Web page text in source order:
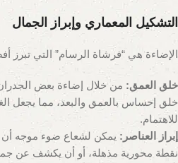
التشكيل المعماري وإبراز الجمال
الإضاءة هي “فرشاة الرسام” التي
خلق العمق: من خلال إضاءة بعض
خلق إحساس بالعمق والبعد، مما يجعل
للاهتمام.
إبراز العناصر: يمكن لشعاع ضوء موجه أن
نقطة محورية مذهلة، أو أن يكشف عن